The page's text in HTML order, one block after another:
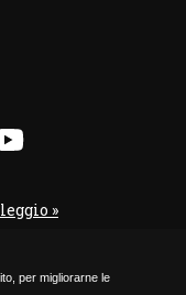
per migliorarne le
»